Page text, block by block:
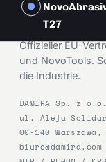
T27
DAMIRA
Offizieller EU-
und NovoTools.
die Industrie.
DAMIRA Sp. z o.o.
ul. Aleja
00-140
biuro@damira.com